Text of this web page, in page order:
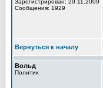
Зарегистрирован: 29.11.2009
Сообщения: 1929
Вернуться к началу
Вольд
Политик